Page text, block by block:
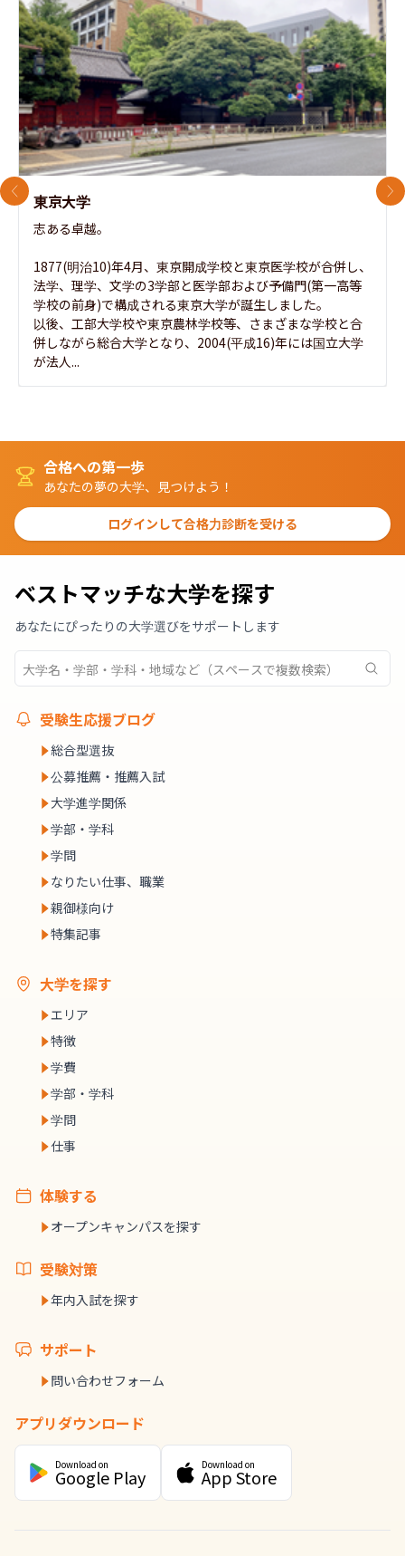
東京大学
志ある卓越。
1877(明治10)年4月、東京開成学校と東京医学校が合併し、
法学、理学、文学の3学部と医学部および予備門(第一高等
学校の前身)で構成される東京大学が誕生しました。
以後、工部大学校や東京農林学校等、さまざまな学校と合
併しながら総合大学となり、2004(平成16)年には国立大学
が法人...
前のスライド 次
合格への第一歩
あなたの夢の大学、見つけよう！
ログインして合格力診断を受ける
ベストマッチな大学を探す
あなたにぴったりの大学選びをサポートします
受験生応援ブログ
総合型選抜
公募推薦・推薦入試
大学進学関係
学部・学科
学問
なりたい仕事、職業
親御様向け
特集記事
大学を探す
エリア
特徴
学費
学部・学科
学問
仕事
体験する
オープンキャンパスを探す
受験対策
年内入試を探す
サポート
問い合わせフォーム
アプリダウンロード
Download on
Google Play
Download on
App Store